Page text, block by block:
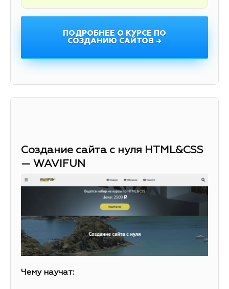
ПОДРОБНЕЕ О КУРСЕ ПО
СОЗДАНИЮ САЙТОВ →
Создание сайта с нуля HTML&CSS
— WAVIFUN
Чему научат: